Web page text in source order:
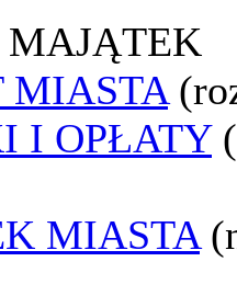
MIASTA
I OPŁATY
MIASTA